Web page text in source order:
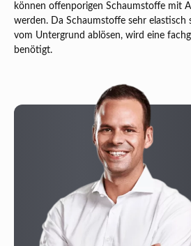
können offenporigen Schaumstoffe mit
werden. Da Schaumstoffe sehr elastisch
vom Untergrund ablösen, wird eine
benötigt.